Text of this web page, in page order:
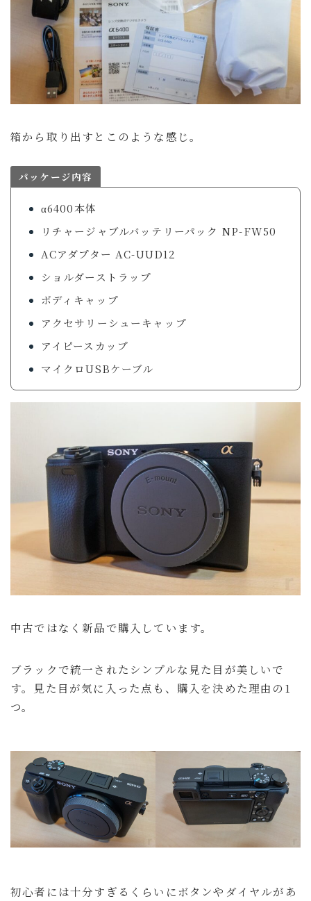
箱から取り出すとこのような感じ。
パッケージ内容
α6400本体
リチャージャブルバッテリーパック NP-FW50
ACアダプター AC-UUD12
ショルダーストラップ
ボディキャップ
アクセサリーシューキャップ
アイピースカップ
マイクロUSBケーブル
中古ではなく新品で購入しています。
ブラックで統一されたシンプルな見た目が美しいで
す。見た目が気に入った点も、購入を決めた理由の1
つ。
初心者には十分すぎるくらいにボタンやダイヤルがあ